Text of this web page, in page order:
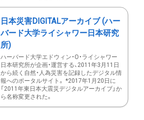
日本災害DIGITALアーカイブ (ハー
バード大学ライシャワー日本研究
所)
ハーバード大学エドウィン・O・ライシャワー
日本研究所が企画・運営する、2011年3月11日
から続く自然・人為災害を記録したデジタル情
報へのポータルサイト。 *2017年1月20日に
「2011年東日本大震災デジタルアーカイブ」か
ら名称変更された。